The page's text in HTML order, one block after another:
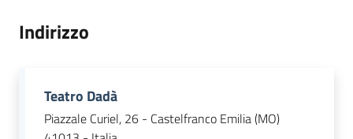
argomenti...
Seguici
Indirizzo
Teatro Dadà
Piazzale Curiel, 26 - Castelfranco Emilia (MO)